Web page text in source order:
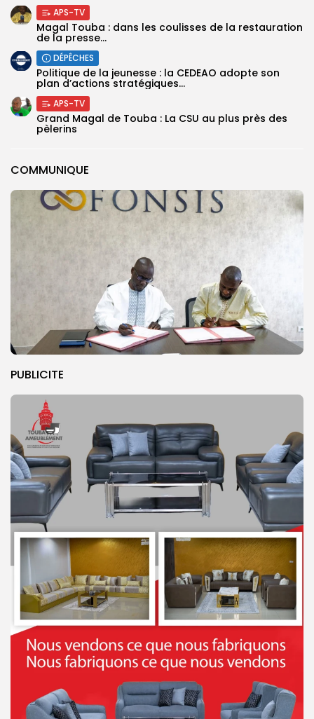
COMMUNIQUE
PUBLICITE
APS-TV
Magal Touba : dans les coulisses de la restauration
de la presse...
DÉPÊCHES
Politique de la jeunesse : la CEDEAO adopte son
plan d’actions stratégiques...
APS-TV
Grand Magal de Touba : La CSU au plus près des
pèlerins